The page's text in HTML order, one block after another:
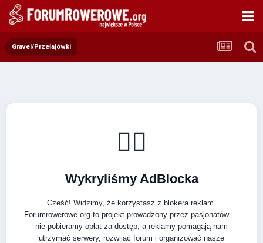
Gravel/Przełajówki
🚴‍♂️
Wykryliśmy AdBlocka
Cześć! Widzimy, że korzystasz z blokera reklam.
Forumrowerowe.org to projekt prowadzony przez pasjonatów —
nie pobieramy opłat za dostęp, a reklamy pomagają nam
utrzymać serwery, rozwijać forum i organizować nasze